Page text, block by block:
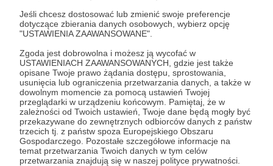
Jeśli chcesz dostosować lub zmienić swoje preferencje
dotyczące zbierania danych osobowych, wybierz opcję
"USTAWIENIA ZAAWANSOWANE".
Zgoda jest dobrowolna i możesz ją wycofać w
USTAWIENIACH ZAAWANSOWANYCH, gdzie jest także
opisane Twoje prawo żądania dostępu, sprostowania,
usunięcia lub ograniczenia przetwarzania danych, a także w
dowolnym momencie za pomocą ustawień Twojej
przeglądarki w urządzeniu końcowym. Pamiętaj, że w
zależności od Twoich ustawień, Twoje dane będą mogły być
przekazywane do zewnętrznych odbiorców danych z państw
trzecich tj. z państw spoza Europejskiego Obszaru
Gospodarczego. Pozostałe szczegółowe informacje na
temat przetwarzania Twoich danych w tym celów
przetwarzania znajdują się w naszej polityce prywatności.
28.07.2021 ● Brak komentarzy